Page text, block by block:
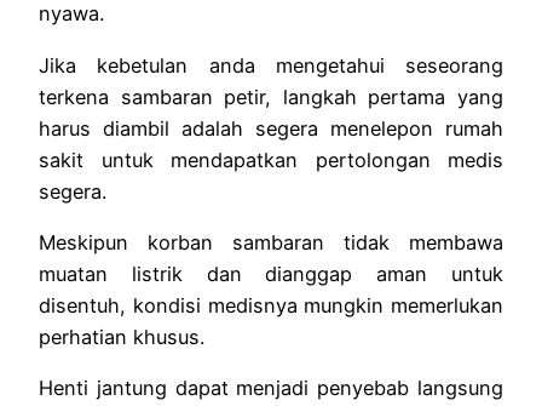
nyawa.
Jika kebetulan anda mengetahui seseorang
terkena sambaran petir, langkah pertama yang
harus diambil adalah segera menelepon rumah
sakit untuk mendapatkan pertolongan medis
segera.
Meskipun korban sambaran tidak membawa
muatan listrik dan dianggap aman untuk
disentuh, kondisi medisnya mungkin memerlukan
perhatian khusus.
Henti jantung dapat menjadi penyebab langsung